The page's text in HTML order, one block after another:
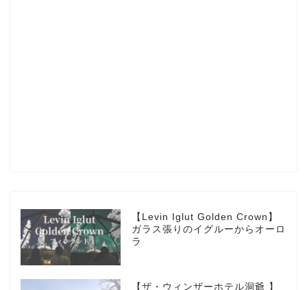
【Levin Iglut Golden Crown】
ガラス張りのイグルーからオーロ
ラ
【ザ・ウィンザーホテル洞爺 】
HOTEL